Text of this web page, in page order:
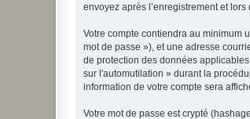
envoyez après l’enregistrement et
Votre compte contiendra au minimum
mot de passe »), et une adresse
de protection des données
sur l'automutilation » durant la
information de votre compte sera
Votre mot de passe est crypté